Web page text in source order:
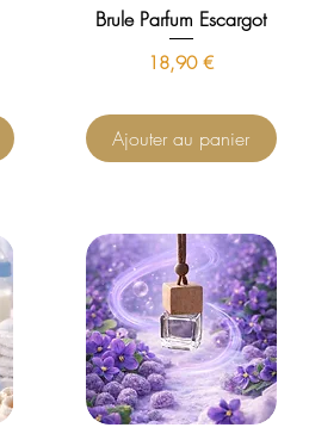
Brule Parfum Escargot
Prix
18,90 €
Ajouter au panier